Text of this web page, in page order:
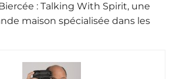
: Talking With Spirit, une
maison spécialisée dans les